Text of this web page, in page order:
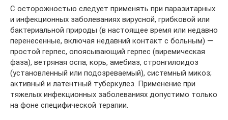
C осторожностью следует применять при паразитарных
и инфекционных заболеваниях вирусной, грибковой или
бактериальной природы (в настоящее время или недавно
перенесенные, включая недавний контакт с больным) —
простой герпес, опоясывающий герпес (виремическая
фаза), ветряная оспа, корь, амебиаз, стронгилоидоз
(установленный или подозреваемый), системный микоз;
активный и латентный туберкулез. Применение при
тяжелых инфекционных заболеваниях допустимо только
на фоне специфической терапии.